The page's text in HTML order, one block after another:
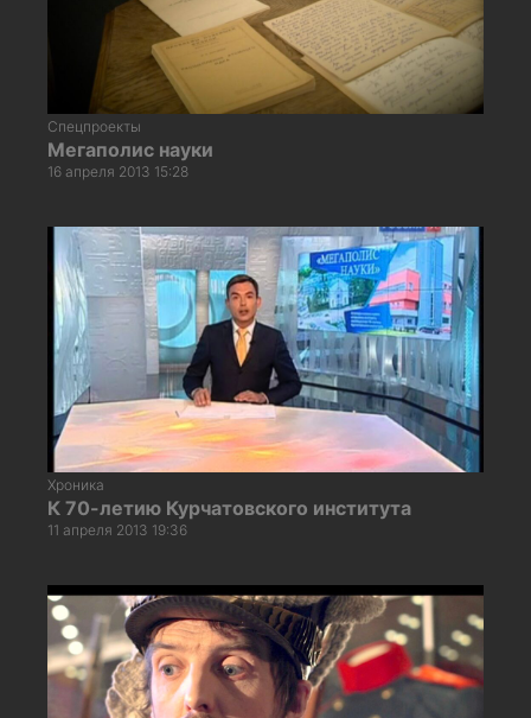
Спецпроекты
Мегаполис науки
16 апреля 2013 15:28
Хроника
К 70-летию Курчатовского института
11 апреля 2013 19:36